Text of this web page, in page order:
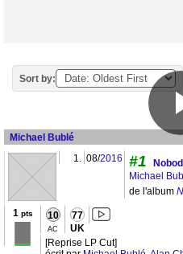
Sort by:
Michael Bublé
1. 08/2016 #1
Michael
de l'album
1 pts 10
AC
77
UK
[Reprise LP Cut]